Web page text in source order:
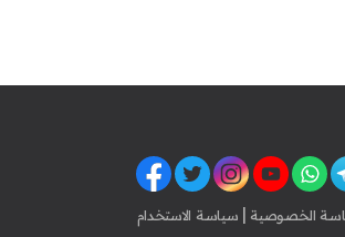
الخصوصية | سياسة الاستخدام